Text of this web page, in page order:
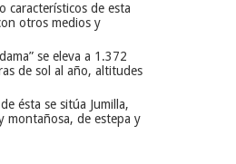
característicos de esta
otros medios y
se eleva a 1.372
de sol al año, altitudes
ésta se sitúa Jumilla,
montañosa, de estepa y